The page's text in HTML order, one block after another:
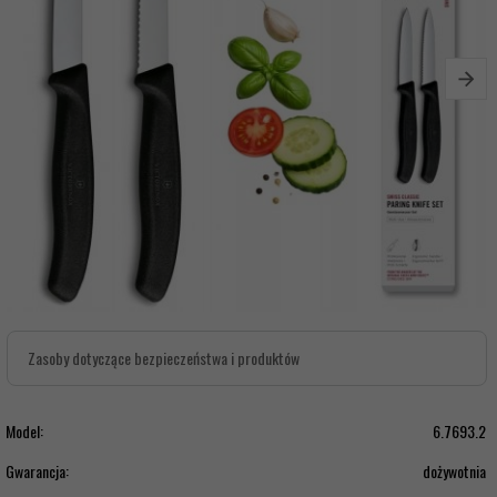
Zasoby dotyczące bezpieczeństwa i produktów
Model:
6.7693.2
Gwarancja:
dożywotnia